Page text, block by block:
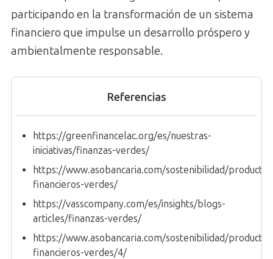
participando en la transformación de un sistema
financiero que impulse un desarrollo próspero y
ambientalmente responsable.
Referencias
https://greenfinancelac.org/es/nuestras-
iniciativas/finanzas-verdes/
https://www.asobancaria.com/sostenibilidad/
financieros-verdes/
https://vasscompany.com/es/insights/blogs-
articles/finanzas-verdes/
https://www.asobancaria.com/sostenibilidad/
financieros-verdes/4/